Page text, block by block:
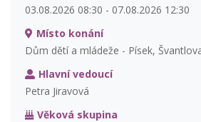
03.08.2026 08:30 - 07.08.2026 12:30
Místo konání
Dům dětí a mládeže - Písek,
Hlavní vedoucí
Petra Jiravová
Věková skupina